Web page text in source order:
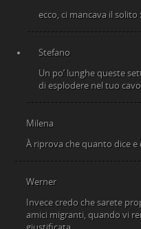
ecco, ci mancava il
Stefano
Un po’ lunghe queste
di esplodere nel tuo
Milena
À riprova che quanto dice
Werner
Invece credo che sarete
amici migranti, quando vi